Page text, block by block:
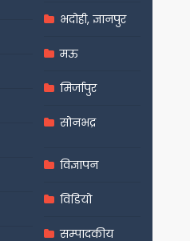
भदोही, ज्ञानपुर
मऊ
मिर्जापुर
सोनभद्र
विज्ञापन
विडियो
सम्पादकीय